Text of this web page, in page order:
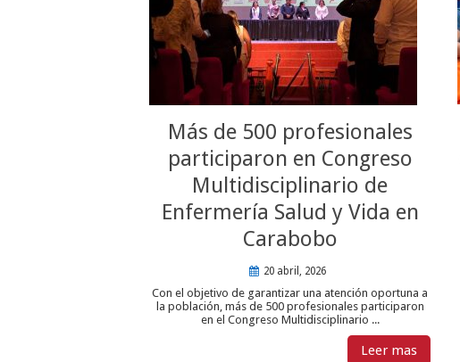
Más de 500 profesionales
participaron en Congreso
Multidisciplinario de
Enfermería Salud y Vida en
Carabobo
20 abril, 2026
Con el objetivo de garantizar una atención oportuna a
la población, más de 500 profesionales participaron
en el Congreso Multidisciplinario ...
Leer mas